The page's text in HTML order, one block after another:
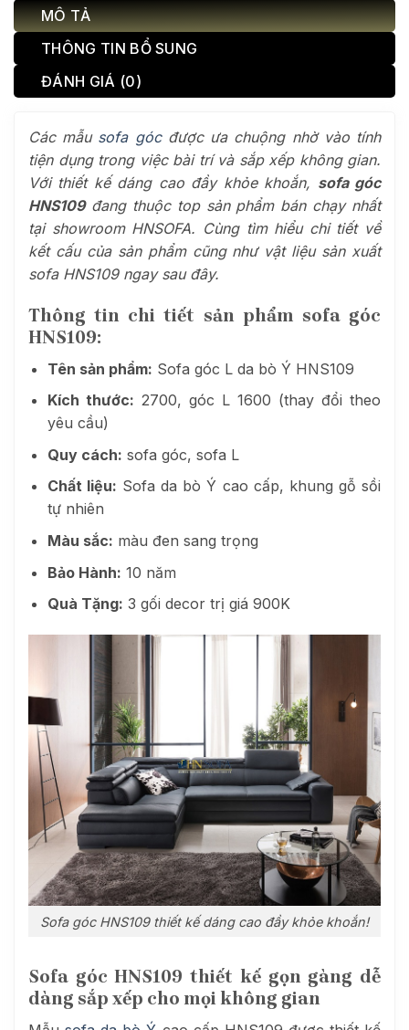
MÔ TẢ
THÔNG TIN BỔ SUNG
ĐÁNH GIÁ (0)
Các mẫu sofa gócđược ưa chuộng nhờ vào tính
tiện dụng trong việc bài trí và sắp xếp không gian.
Với thiết kế dáng cao đầy khỏe khoắn, sofa góc
HNS109đang thuộc top sản phẩm bán chạy nhất
tại showroom HNSOFA. Cùng tìm hiểu chi tiết về
kết cấu của sản phẩm cũng như vật liệu sản xuất
sofa HNS109 ngay sau đây.
Thông tin chi tiết sản phẩm sofa góc
HNS109:
Tên sản phẩm: Sofa góc L da bò Ý HNS109
Kích thước: 2700, góc L 1600 (thay đổi theo
yêu cầu)
Quy cách: sofa góc, sofa L
Chất liệu: Sofa da bò Ý cao cấp, khung gỗ sồi
tự nhiên
Màu sắc: màu đen sang trọng
Bảo Hành: 10 năm
Quà Tặng: 3 gối decor trị giá 900K
Sofa góc HNS109 thiết kế dáng cao đầy khỏe khoắn!
Sofa góc HNS109 thiết kế gọn gàng dễ
dàng sắp xếp cho mọi không gian